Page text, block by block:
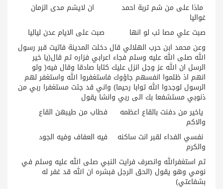
ماذا على من شم تربة احمد ان لايشم مدى الزمان
غواليا
صبت علي مصا ئب لو انها صبت على الايام عدن لياليا
وعن محمد ابن حرب الهلالي قال دخلت المدينة فاتيت قبر رسول
الله صلى الله عليه وسلم فجاء اعرابي فزاره ثم قال(يا خير
الرسل ان الله عز وجل انزل عليك كتابا صادقا وقال فيه( ولو
انهم اذ ظلموا انفسهم جاؤوك فاستغفروا الله واستغفر لهم
الرسول لوجدوا الله توابا رحيما) واني قد جئت مستغفرا ربي من
ذنوبي مستشفعا بك الى ربي وانشا يقول
ياخير من دفنت بالقاع اعظمه فطاب من طيبهن القاع
والاكم
نفسي الفداء لقبر انت ساكنه فيه العفاف وفيه الجود
والكرم
ثم استغفرالله وانصرف فرايت النبي صلى الله عليه وسلم في
نومي وهو يقول (الحق الرجل فبشره ان الله قد غفر له
بشفاعتي)